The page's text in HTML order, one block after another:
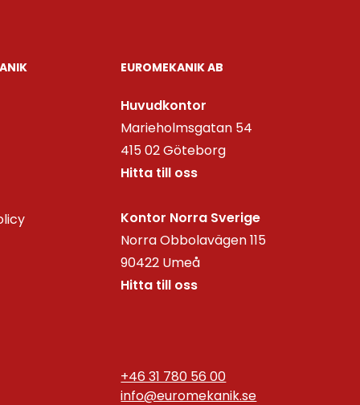
EUROMEKANIK AB
Huvudkontor
Marieholmsgatan 54
415 02 Göteborg
Hitta till oss
Kontor Norra Sverige
Norra Obbolavägen 115
90422 Umeå
Hitta till oss
+46 31 780 56 00
info@euromekanik.se